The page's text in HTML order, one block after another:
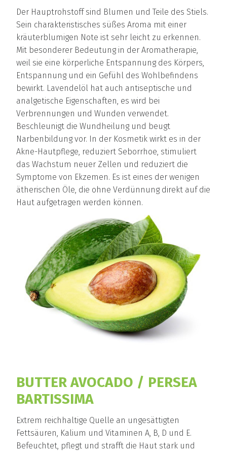
Der Hauptrohstoff sind Blumen und Teile des Stiels.
Sein charakteristisches süßes Aroma mit einer
kräuterblumigen Note ist sehr leicht zu erkennen.
Mit besonderer Bedeutung in der Aromatherapie,
weil sie eine körperliche Entspannung des Körpers,
Entspannung und ein Gefühl des Wohlbefindens
bewirkt. Lavendelöl hat auch antiseptische und
analgetische Eigenschaften, es wird bei
Verbrennungen und Wunden verwendet.
Beschleunigt die Wundheilung und beugt
Narbenbildung vor. In der Kosmetik wirkt es in der
Akne-Hautpflege, reduziert Seborrhoe, stimuliert
das Wachstum neuer Zellen und reduziert die
Symptome von Ekzemen. Es ist eines der wenigen
ätherischen Öle, die ohne Verdünnung direkt auf die
Haut aufgetragen werden können.
BUTTER AVOCADO / PERSEA
BARTISSIMA
Extrem reichhaltige Quelle an ungesättigten
Fettsäuren, Kalium und Vitaminen A, B, D und E.
Befeuchtet, pflegt und strafft die Haut stark und